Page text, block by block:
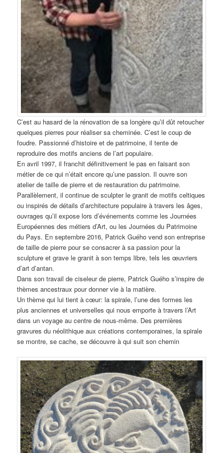
C’est au hasard de la rénovation de sa longère qu’il dût retoucher
quelques pierres pour réaliser sa cheminée. C’est le coup de
foudre. Passionné d’histoire et de patrimoine, il tente de
reproduire des motifs anciens de l’art populaire.
En avril 1997, il franchit définitivement le pas en faisant son
métier de ce qui n’était encore qu’une passion. Il ouvre son
atelier de taille de pierre et de restauration du patrimoine.
Parallèlement, il continue de sculpter le granit de motifs celtiques
ou inspirés de détails d’architecture populaire à travers les âges,
ouvrages qu’il expose lors d’événements comme les Journées
Européennes des métiers d’Art, ou les Journées du Patrimoine
du Pays. En septembre 2016, Patrick Guého vend son entreprise
de taille de pierre pour se consacrer à sa passion pour la
sculpture et grave le granit à son temps libre, tels les œuvriers
d’art d’antan.
Dans son travail de ciseleur de pierre, Patrick Guého s’inspire de
thèmes ancestraux pour donner vie à la matière.
Un thème qui lui tient à cœur: la spirale, l’une des formes les
plus anciennes et universelles qui nous emporte à travers l’Art
dans un voyage au centre de nous-même. Des premières
gravures du néolithique aux créations contemporaines, la spirale
se montre, se cache, se découvre à qui suit son chemin